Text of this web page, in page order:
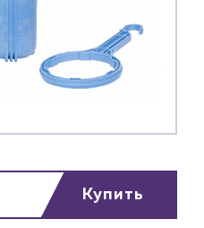
Купить